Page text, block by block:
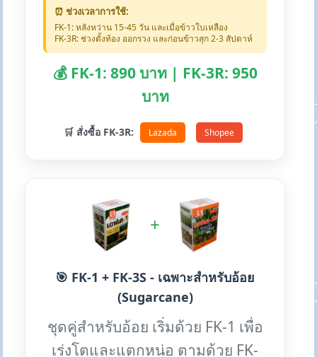
⏰ ช่วงเวลาการใช้:
FK-1: หลังหว่าน 15-45 วัน และเมื่อข้าวใบเหลือง
FK-3R: ช่วงตั้งท้อง ออกรวง และก่อนข้าวสุก 2-3 สัปดาห์
💰 FK-1: 890 บาท | FK-3R: 950
บาท
🛒 สั่งซื้อ FK-3R: Lazada Shopee
+
🎯 FK-1 + FK-3S - เฉพาะสำหรับอ้อย
(Sugarcane)
ชุดคู่สำหรับอ้อย เริ่มด้วย FK-1 เพื่อ
เร่งโตและแตกหน่อ ตามด้วย FK-